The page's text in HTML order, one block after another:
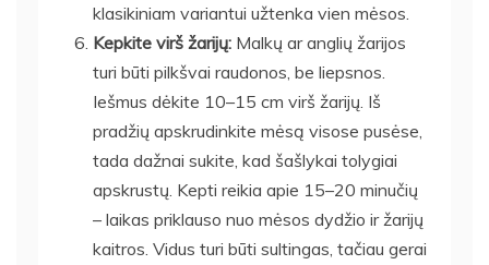
klasikiniam variantui užtenka vien mėsos.
Kepkite virš žarijų: Malkų ar anglių žarijos
turi būti pilkšvai raudonos, be liepsnos.
Iešmus dėkite 10–15 cm virš žarijų. Iš
pradžių apskrudinkite mėsą visose pusėse,
tada dažnai sukite, kad šašlykai tolygiai
apskrustų. Kepti reikia apie 15–20 minučių
– laikas priklauso nuo mėsos dydžio ir žarijų
kaitros. Vidus turi būti sultingas, tačiau gerai